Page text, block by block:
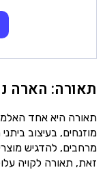
תאורה: הארה
תאורה היא אחד
מוזנחים, בעיצוב
מרחבים, להדגיש
זאת, תאורה לקויה